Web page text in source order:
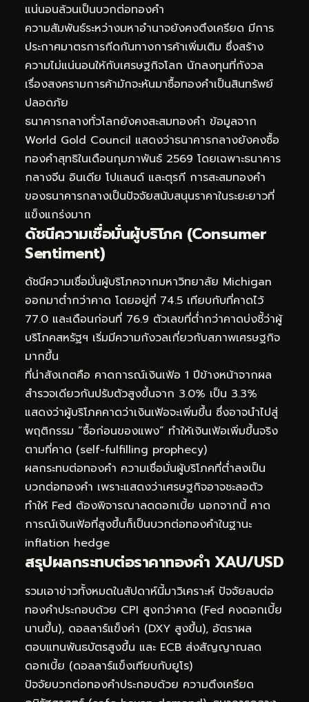
แน่นอนล้วนเป็นบวกต่อทองคำ
ความสัมพันธ์ระหว่างมหาอำนาจยังคงตึงเครียด มีการ
ประกาศมาตรการกีดกันทางการค้าเพิ่มเติม ซึ่งสร้าง
ความไม่แน่นอนให้กับเศรษฐกิจโลก นักลงทุนที่กังวล
เรื่องสงครามการค้ามักจะหันมาซื้อทองคำเป็นสินทรัพย์
ปลอดภัย
ธนาคารกลางทั่วโลกยังคงสะสมทองคำ ข้อมูลจาก
World Gold Council แสดงว่าธนาคารกลางยังคงซื้อ
ทองคำสุทธิในเดือนกุมภาพันธ์ 2569 โดยเฉพาะธนาคาร
กลางจีน อินเดีย โปแลนด์ และตุรกี การสะสมทองคำ
ของธนาคารกลางเป็นปัจจัยสนับสนุนราคาในระยะยาวที่
แข็งแกร่งมาก
ดัชนีความเชื่อมั่นผู้บริโภค (Consumer
Sentiment)
ดัชนีความเชื่อมั่นผู้บริโภคจากมหาวิทยาลัย Michigan
ออกมาต่ำกว่าคาด โดยอยู่ที่ 74.5 เทียบกับที่คาดไว้
77.0 และเดือนก่อนที่ 76.9 ตัวเลขที่ต่ำกว่าคาดบ่งชี้ว่าผู้
บริโภคสหรัฐฯ เริ่มมีความกังวลเกี่ยวกับสภาพเศรษฐกิจ
มากขึ้น
ที่น่าสังเกตคือ คาดการณ์เงินเฟ้อ 1 ปีข้างหน้าจากผล
สำรวจเดียวกันปรับตัวสูงขึ้นจาก 3.0% เป็น 3.3%
แสดงว่าผู้บริโภคคาดว่าเงินเฟ้อจะเพิ่มขึ้น ซึ่งอาจนำไปสู่
พฤติกรรม “ซื้อก่อนของแพง” ทำให้เงินเฟ้อเพิ่มขึ้นจริง
ตามที่คาด (self-fulfilling prophecy)
ผลกระทบต่อทองคำ ความเชื่อมั่นผู้บริโภคที่ต่ำลงเป็น
บวกต่อทองคำ เพราะแสดงว่าเศรษฐกิจอาจชะลอตัว
ทำให้ Fed ต้องพิจารณาลดดอกเบี้ย นอกจากนี้ คาด
การณ์เงินเฟ้อที่สูงขึ้นก็เป็นบวกต่อทองคำในฐานะ
inflation hedge
สรุปผลกระทบต่อราคาทองคำ XAU/USD
รวมเอาข่าวทั้งหมดในสัปดาห์นี้มาวิเคราะห์ ปัจจัยลบต่อ
ทองคำประกอบด้วย CPI สูงกว่าคาด (Fed คงดอกเบี้ย
นานขึ้น), ดอลลาร์แข็งค่า (DXY สูงขึ้น), อัตราผล
ตอบแทนพันธบัตรสูงขึ้น และ ECB ส่งสัญญาณลด
ดอกเบี้ย (ดอลลาร์แข็งเทียบกับยูโร)
ปัจจัยบวกต่อทองคำประกอบด้วย ความตึงเครียด